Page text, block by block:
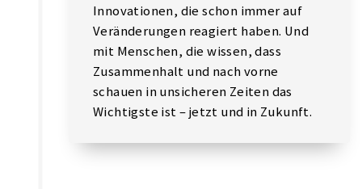
Innovationen, die schon immer auf
Veränderungen reagiert haben. Und
mit Menschen, die wissen, dass
Zusammenhalt und nach vorne
schauen in unsicheren Zeiten das
Wichtigste ist – jetzt und in Zukunft.